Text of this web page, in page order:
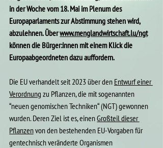
in der Woche vom 18. Mai im Plenum des
Europaparlaments zur Abstimmung stehen wird,
abzulehnen. Über www.menglandwirtschaft.lu/ngt
können die Bürger:innen mit einem Klick die
Europaabgeordneten dazu auffordern.
Die EU verhandelt seit 2023 über den Entwurf einer
Verordnung zu Pflanzen, die mit sogenannten
“neuen genomischen Techniken“ (NGT) gewonnen
wurden. Deren Ziel ist es, einen Großteil dieser
Pflanzen von den bestehenden EU-Vorgaben für
gentechnisch veränderte Organismen